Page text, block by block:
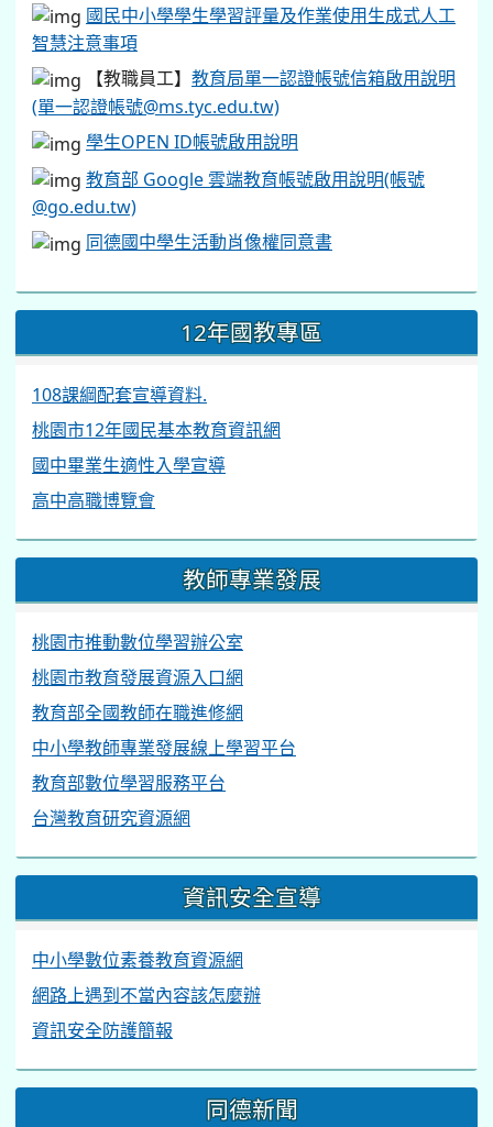
國民中小學學生學習評量及作業使用生成式人工
智慧注意事項
【教職員工】 教育局單一認證帳號信箱啟用說明
(單一認證帳號@ms.tyc.edu.tw)
學生OPEN ID帳號啟用說明
教育部 Google 雲端教育帳號啟用說明(帳號
@go.edu.tw)
同德國中學生活動肖像權同意書
12年國教專區
108課綱配套宣導資料.
桃園市12年國民基本教育資訊網
國中畢業生適性入學宣導
高中高職博覽會
教師專業發展
桃園市推動數位學習辦公室
桃園市教育發展資源入口網
教育部全國教師在職進修網
中小學教師專業發展線上學習平台
教育部數位學習服務平台
台灣教育研究資源網
資訊安全宣導
中小學數位素養教育資源網
網路上遇到不當內容該怎麼辦
資訊安全防護簡報
同德新聞